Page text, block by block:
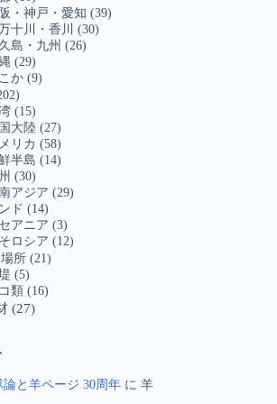
・神戸・愛知 (39)
十川・香川
(30)
島・九州 (26)
(29)
か (9)
(15)
大陸 (27)
リカ (58)
半島 (14)
(30)
アジア (29)
ド (14)
アニア (3)
ロシア (12)
所 (21)
(5)
類 (16)
(27)
と羊ページ 30周年 に羊